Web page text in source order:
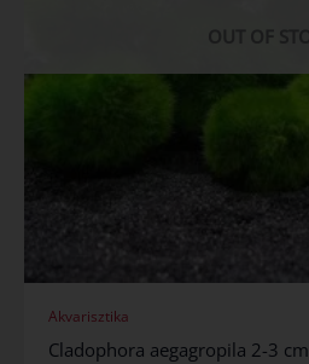
Akvarisztika
Cladophora aegagropila 2-3 cm